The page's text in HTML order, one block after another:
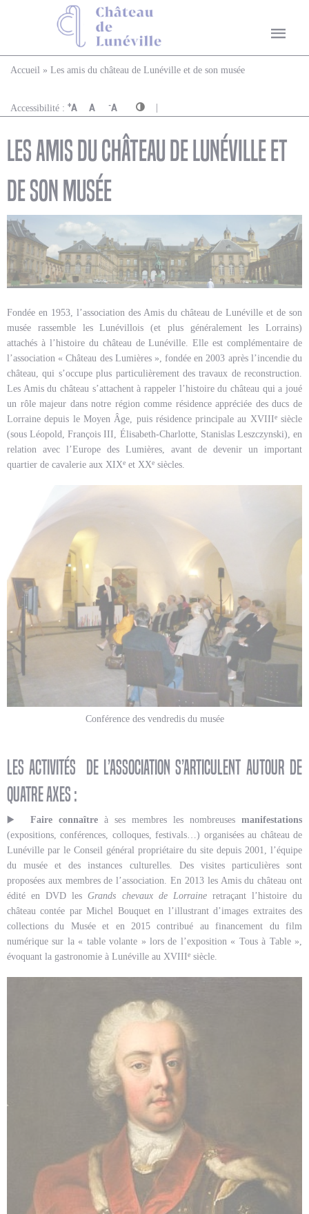
Vous êtes ici
Accueil » Les amis du château de Lunéville et de son musée
Accessibilité : -A
A
+A |
Les amis du château de Lunéville et
de son musée
Fondée en 1953, l’association des Amis du château de Lunéville et de son
musée rassemble les Lunévillois (et plus généralement les Lorrains)
attachés à l’histoire du château de Lunéville. Elle est complémentaire de
l’association « Château des Lumières », fondée en 2003 après l’incendie du
château, qui s’occupe plus particulièrement des travaux de reconstruction.
Les Amis du château s’attachent à rappeler l’histoire du château qui a joué
un rôle majeur dans notre région comme résidence appréciée des ducs de
Lorraine depuis le Moyen Âge, puis résidence principale au XVIIIesiècle
(sous Léopold, François III, Élisabeth-Charlotte, Stanislas Leszczynski), en
relation avec l’Europe des Lumières, avant de devenir un important
quartier de cavalerie aux XIXe et XXe siècles.
Conférence des vendredis du musée
Les activités de l’association s’articulent autour de
quatre axes :
▶️ Faire connaître à ses membres les nombreuses manifestations
(expositions, conférences, colloques, festivals…) organisées au château de
Lunéville par le Conseil général propriétaire du site depuis 2001, l’équipe
du musée et des instances culturelles. Des visites particulières sont
proposées aux membres de l’association. En 2013 les Amis du château ont
édité en DVD lesGrands chevaux de Lorraineretraçant l’histoire du
château contée par Michel Bouquet en l’illustrant d’images extraites des
collections du Musée et en 2015 contribué au financement du film
numérique sur la « table volante » lors de l’exposition « Tous à Table »,
évoquant la gastronomie à Lunéville au XVIIIe siècle.